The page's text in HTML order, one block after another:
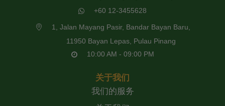
+60 12-3455628
1, Jalan Mayang Pasir, Bandar Bayan Baru,
11950 Bayan Lepas, Pulau Pinang
10:00 AM - 09:00 PM
关于我们
我们的服务